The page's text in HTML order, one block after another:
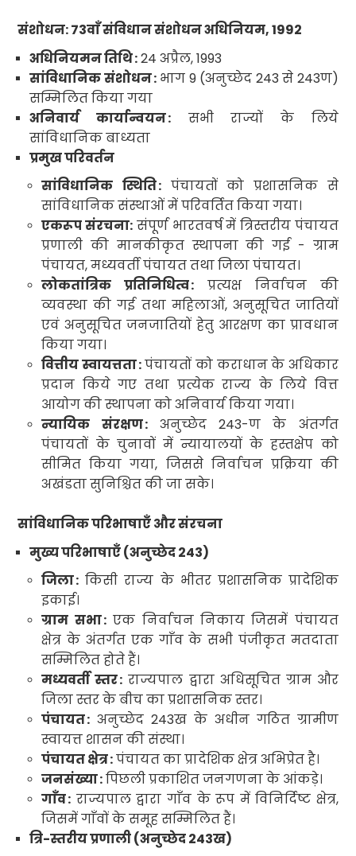
संशोधन:73वाँ संविधान संशोधन अधिनियम, 1992
अधिनियमन तिथि:24अप्रैल, 1993
सांविधानिक संशोधन: भाग 9 (अनुच्छेद 243से 243ण)
सम्मिलित किया गया
अनिवार्य कार्यान्वयन:
सभी राज्यों के लिये
सांविधानिकबाध्यता
प्रमुख परिवर्तन
सांविधानिक स्थिति: पंचायतों को प्रशासनिक से
सांविधानिकसंस्थाओं में परिवर्तित किया गया।
एकरूप संरचना: संपूर्ण भारतवर्ष में त्रिस्तरीय पंचायत
प्रणाली की मानकीकृत स्थापना की गई - ग्राम
पंचायत,मध्यवर्ती पंचायत तथा जिला पंचायत।
लोकतांत्रिक प्रतिनिधित्व:
प्रत्यक्ष निर्वाचन की
व्यवस्था की गई तथा महिलाओं, अनुसूचित जातियों
एवं अनुसूचित जनजातियों हेतु आरक्षण का प्रावधान
किया गया।
वित्तीय स्वायत्तता:पंचायतों को कराधान के अधिकार
प्रदान किये गए तथा प्रत्येक राज्य के लिये वित्त
आयोग की स्थापना को अनिवार्य किया गया।
न्यायिक संरक्षण: अनुच्छेद243-ण के अंतर्गत
पंचायतों के चुनावों में न्यायालयों के हस्तक्षेप को
सीमित किया गया, जिससे निर्वाचन प्रक्रिया की
अखंडता सुनिश्चित की जा सके।
सांविधानिक परिभाषाएँ और संरचना
मुख्य परिभाषाएँ (अनुच्छेद243)
जिला: किसी राज्य के भीतर प्रशासनिक प्रादेशिक
इकाई।
ग्राम सभा: एक निर्वाचन निकाय जिसमें पंचायत
क्षेत्र के अंतर्गत एक गाँव के सभी पंजीकृत मतदाता
सम्मिलित होते हैं।
मध्यवर्ती स्तर: राज्यपाल द्वारा अधिसूचित ग्राम और
जिला स्तर के बीच का प्रशासनिक स्तर।
पंचायत: अनुच्छेद243ख के अधीन गठित ग्रामीण
स्वायत्त शासन की संस्था।
पंचायत क्षेत्र:पंचायत का प्रादेशिक क्षेत्र अभिप्रेत है।
जनसंख्या:पिछली प्रकाशित जनगणना के आंकड़े।
गाँव: राज्यपाल द्वारा गाँव के रूप में विनिर्दिष्ट क्षेत्र,
जिसमें गाँवों के समूह सम्मिलित हैं।
त्रि-स्तरीय प्रणाली (अनुच्छेद243ख)